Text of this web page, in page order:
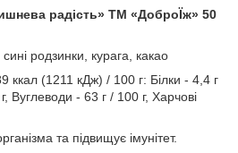
радість» ТМ «ДоброЇж» 50
родзинки, курага, какао
ккал (1211 кДж) / 100 г: Білки - 4,4 г
Вуглеводи - 63 г / 100 г, Харчові
та підвищує імунітет.